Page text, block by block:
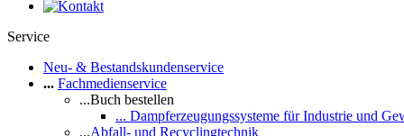
Service
Neu- & Bestandskundenservice
... Fachmedienservice
...Buch bestellen
... Dampferzeugungssysteme für Industrie und
...Abfall- und Recyclingtechnik